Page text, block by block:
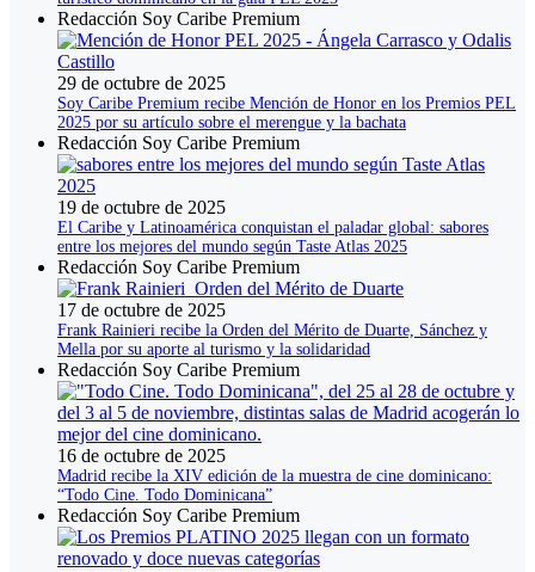
Redacción Soy Caribe Premium
29 de octubre de 2025
Soy Caribe Premium recibe Mención de Honor en los Premios PEL
2025 por su artículo sobre el merengue y la bachata
Redacción Soy Caribe Premium
19 de octubre de 2025
El Caribe y Latinoamérica conquistan el paladar global: sabores
entre los mejores del mundo según Taste Atlas 2025
Redacción Soy Caribe Premium
17 de octubre de 2025
Frank Rainieri recibe la Orden del Mérito de Duarte, Sánchez y
Mella por su aporte al turismo y la solidaridad
Redacción Soy Caribe Premium
16 de octubre de 2025
Madrid recibe la XIV edición de la muestra de cine dominicano:
“Todo Cine. Todo Dominicana”
Redacción Soy Caribe Premium